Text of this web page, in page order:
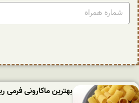
بهترین ماکارونی فرمی